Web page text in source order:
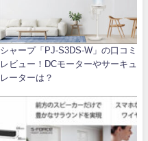
シャープ「PJ-S3DS-W」の口コミ
レビュー！DCモーターやサーキュ
レーターは？